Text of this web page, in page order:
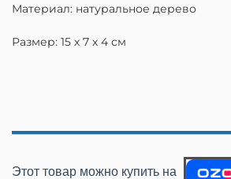
Материал: натуральное дерево
Размер: 15 х 7 х 4 см
Этот товар можно купить на